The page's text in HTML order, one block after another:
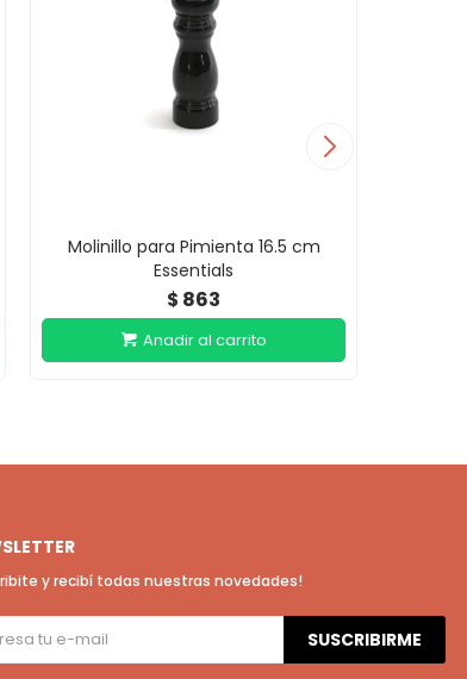
Molinillo para Pimienta 16.5 cm
Essentials
$ 863
y recibí todas nuestras novedades!
SUSCRIBIRME